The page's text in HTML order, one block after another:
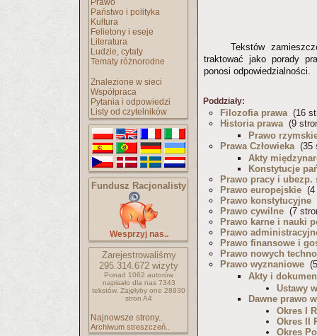
Prawo
Państwo i polityka
Kultura
Felietony i eseje
Literatura
Ludzie, cytaty
Tematy różnorodne
Znalezione w sieci
Współpraca
Pytania i odpowiedzi
Listy od czytelników
Fundusz Racjonalisty
Wesprzyj nas..
Zarejestrowaliśmy
295.314.672 wizyty
Ponad 1062 autorów
napisało dla nas 7343
tekstów. Zajęłyby one 28930
stron A4
Najnowsze strony..
Archiwum streszczeń..
Tekstów
traktować jako porady
ponosi odpowiedzialności.
Poddziały:
Filozofia prawa(16
Historia prawa(9
Prawo
Prawa Człowieka(35
Akty
Konstytucje
Prawo pracy i ubezp.
Prawo europejskie (4
Prawo konstytucyjne
Prawo cywilne (7
Prawo karne i nauki
Prawo
Prawo finansowe i
Prawo nowych
Prawo wyznaniowe
Akty i
Ustawy
Dawne prawo
Okres I
Okres II
Okres